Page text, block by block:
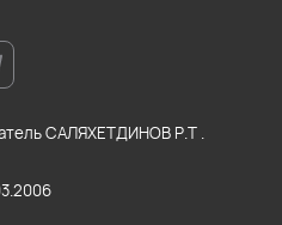
САЛЯХЕТДИНОВ Р.Т .